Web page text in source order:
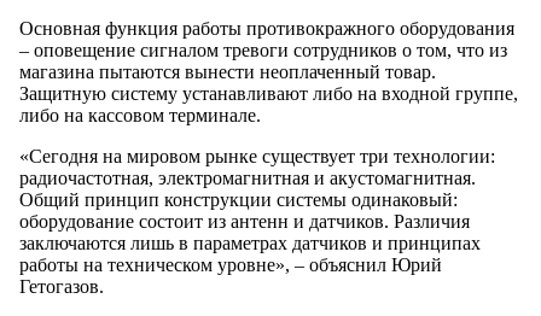
Основная функция работы противокражного оборудования
– оповещение сигналом тревоги сотрудников о том, что из
магазина пытаются вынести неоплаченный товар.
Защитную систему устанавливают либо на входной группе,
либо на кассовом терминале.
«Сегодня на мировом рынке существует три технологии:
радиочастотная, электромагнитная и акустомагнитная.
Общий принцип конструкции системы одинаковый:
оборудование состоит из антенн и датчиков. Различия
заключаются лишь в параметрах датчиков и принципах
работы на техническом уровне», – объяснил Юрий
Гетогазов.